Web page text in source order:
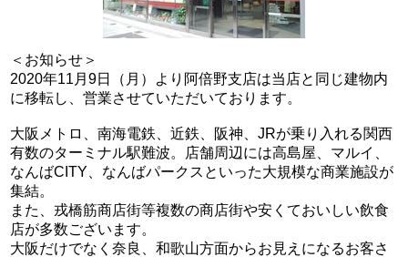
＜お知らせ＞
2020年11月9日（月）より阿倍野支店は当店と同じ建物内
に移転し、営業させていただいております。
大阪メトロ、南海電鉄、近鉄、阪神、JRが乗り入れる関西
有数のターミナル駅難波。店舗周辺には高島屋、マルイ、
なんばCITY、なんばパークスといった大規模な商業施設が
集結。
また、戎橋筋商店街等複数の商店街や安くておいしい飲食
店が多数ございます。
大阪だけでなく奈良、和歌山方面からお見えになるお客さ